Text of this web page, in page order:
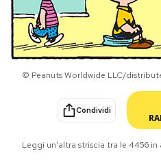
Economia
Sport
NEWSLETTER
© Peanuts Worldwide LLC/
Condividi
Leggi un'altra striscia tra le 4456 in